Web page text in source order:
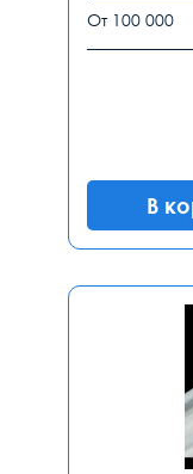
От 100 000
В